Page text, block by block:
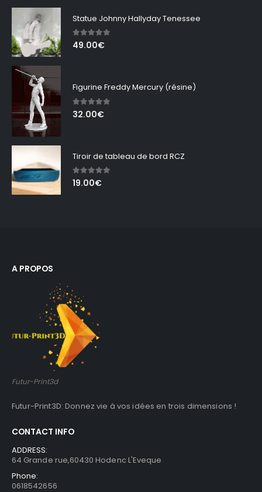
Statue Johnny Hallyday Tenessee
5.00out of 5
49.00€
Figurine Freddy Mercury (résine)
5.00out of 5
32.00€
Tiroir de tableau de bord RCZ
5.00out of 5
19.00€
A PROPOS
Futur-Print3d
Futur-Print3D: Donnez vie à vos idées en trois dimensions !
CONTACT INFO
ADDRESS:
64 Grande rue,60430 Hodenc L'Eveque
Phone:
0618542656